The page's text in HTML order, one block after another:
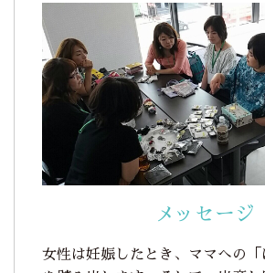
メッセージ
女性は妊娠したとき、ママへの「